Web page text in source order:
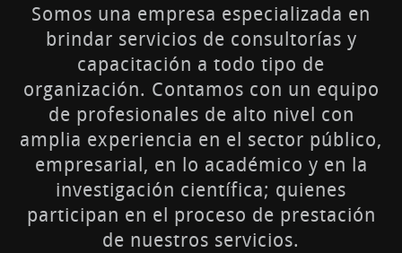
Somos una empresa especializada en
brindar servicios de consultorías y
capacitación a todo tipo de
organización. Contamos con un equipo
de profesionales de alto nivel con
amplia experiencia en el sector público,
empresarial, en lo académico y en la
investigación científica; quienes
participan en el proceso de prestación
de nuestros servicios.